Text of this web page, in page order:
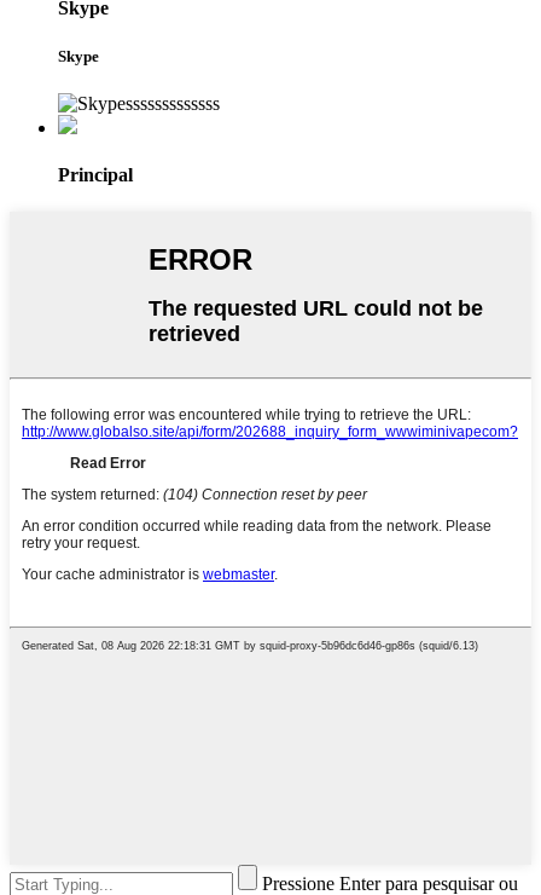
Skype
Skype
Principal
Pressione Enter para pesquisar ou